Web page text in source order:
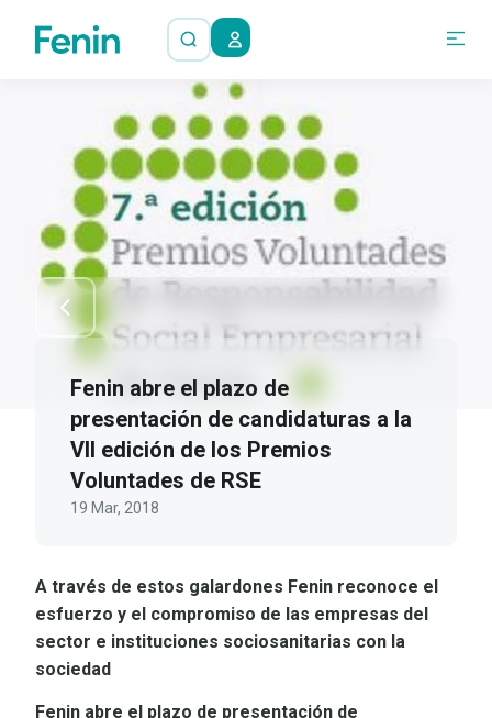
Fenin abre el plazo de
presentación de candidaturas a la
VII edición de los Premios
Voluntades de RSE
19 Mar, 2018
A través de estos galardones Fenin reconoce el
esfuerzo y el compromiso de las empresas del
sector e instituciones sociosanitarias con la
sociedad
Fenin abre el plazo de presentación de